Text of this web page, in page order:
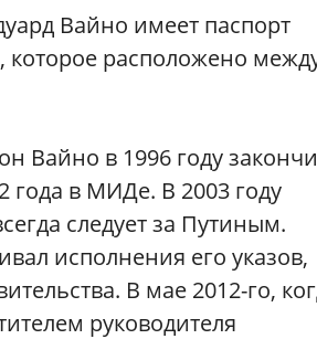
Вайно имеет паспорт
которое расположено
Вайно в 1996 году
года в МИДе. В 2003 году
следует за Путиным.
исполнения его указов,
В мае 2012-го,
руководителя